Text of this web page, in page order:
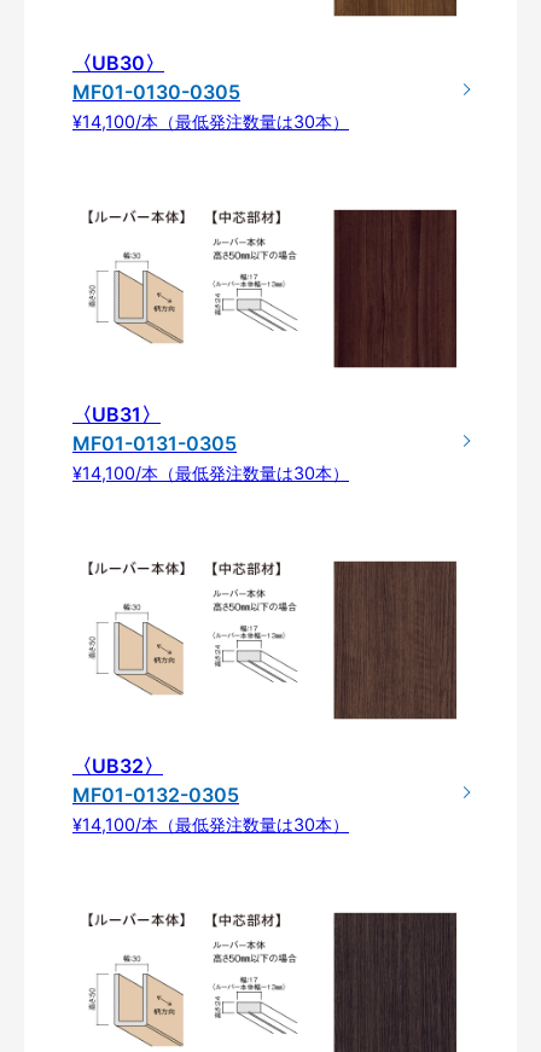
〈UB30〉
MF01-0130-0305
¥14,100/本（最低発注数量は30本）
〈UB31〉
MF01-0131-0305
¥14,100/本（最低発注数量は30本）
〈UB32〉
MF01-0132-0305
¥14,100/本（最低発注数量は30本）